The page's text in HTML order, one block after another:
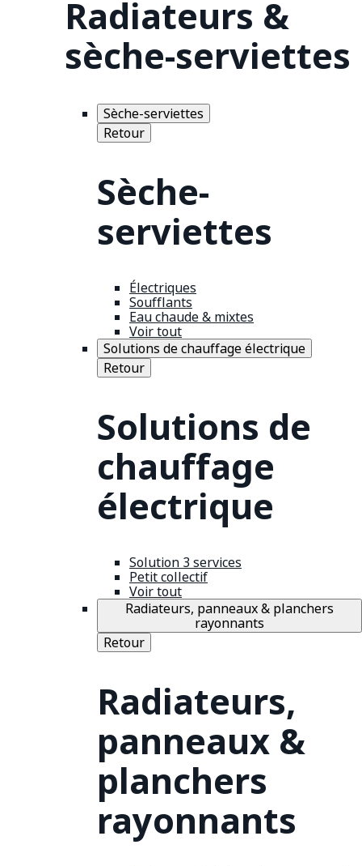
Radiateurs &
sèche-serviettes
Sèche-serviettes
Retour
Sèche-
serviettes
Électriques
Soufflants
Eau chaude & mixtes
Voir tout
Solutions de chauffage électrique
Retour
Solutions de
chauffage
électrique
Solution 3 services
Petit collectif
Voir tout
Radiateurs, panneaux & planchers
rayonnants
Retour
Radiateurs,
panneaux &
planchers
rayonnants